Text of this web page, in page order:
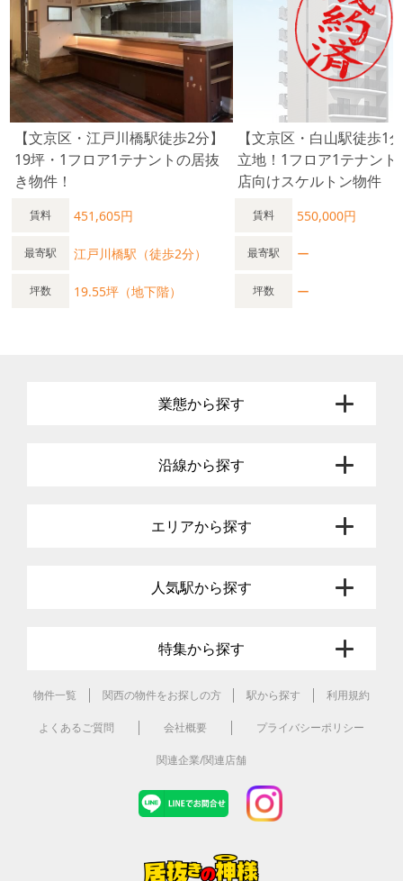
【文京区・江戸川橋駅徒歩2分】
19坪・1フロア1テナントの居抜
き物件！
賃料 451,605円
最寄駅 江戸川橋駅（徒歩2分）
坪数 19.55坪（地下階）
【文京区・白山駅徒歩1
立地！1フロア1テナント
店向けスケルトン物件
賃料 550,000円
最寄駅 ー
坪数 ー
業態から探す
沿線から探す
エリアから探す
人気駅から探す
特集から探す
物件一覧 関西の物件をお探しの方 駅から探す 利用規約
よくあるご質問 会社概要 プライバシーポリシー
関連企業/関連店舗